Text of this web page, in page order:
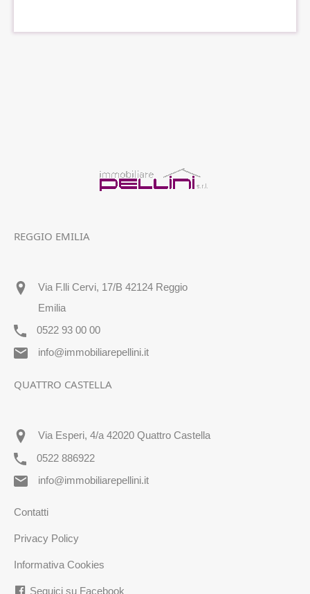
REGGIO EMILIA
Via F.lli Cervi, 17/B 42124 Reggio
Emilia
0522 93 00 00
info@immobiliarepellini.it
QUATTRO CASTELLA
Via Esperi, 4/a 42020 Quattro Castella
0522 886922
info@immobiliarepellini.it
Contatti
Privacy Policy
Informativa Cookies
Seguici su Facebook